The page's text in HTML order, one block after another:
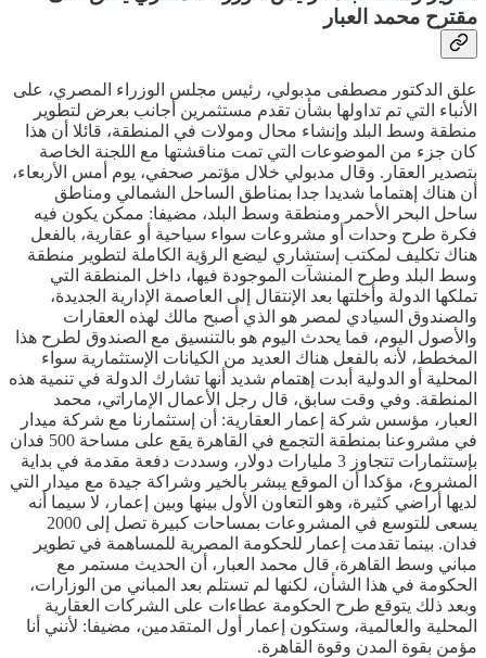
مقترح محمد العبار
علق الدكتور مصطفى مدبولي، رئيس مجلس الوزراء المصري، على
الأنباء التي تم تداولها بشأن تقدم مستثمرين أجانب بعرض لتطوير
منطقة وسط البلد وإنشاء محال ومولات في المنطقة، قائلا أن هذا
كان جزء من الموضوعات التي تمت مناقشتها مع اللجنة الخاصة
بتصدير العقار. وقال مدبولي خلال مؤتمر صحفي، يوم أمس الأربعاء،
أن هناك إهتماما شديدا جدا بمناطق الساحل الشمالي ومناطق
ساحل البحر الأحمر ومنطقة وسط البلد، مضيفا: ممكن يكون فيه
فكرة طرح وحدات أو مشروعات سواء سياحية أو عقارية، بالفعل
هناك تكليف لمكتب إستشاري ليضع الرؤية الكاملة لتطوير منطقة
وسط البلد وطرح المنشآت الموجودة فيها، داخل المنطقة التي
تملكها الدولة وأخلتها بعد الإنتقال إلى العاصمة الإدارية الجديدة،
والصندوق السيادي لمصر هو الذي أصبح مالك لهذه العقارات
والأصول اليوم، فما يحدث اليوم هو بالتنسيق مع الصندوق لطرح هذا
المخطط، لأنه بالفعل هناك العديد من الكيانات الإستثمارية سواء
المحلية أو الدولية أبدت إهتمام شديد أنها تشارك الدولة في تنمية هذه
المنطقة. وفي وقت سابق، قال رجل الأعمال الإماراتي، محمد
العبار، مؤسس شركة إعمار العقارية: أن إستثمارنا مع شركة ميدار
في مشروعنا بمنطقة التجمع في القاهرة يقع على مساحة 500 فدان
بإستثمارات تتجاوز 3 مليارات دولار، وسددت دفعة مقدمة في بداية
المشروع، مؤكدا أن الموقع يبشر بالخير وشراكة جيدة مع ميدار التي
لديها أراضي كثيرة، وهو التعاون الأول بينها وبين إعمار، لا سيما أنه
يسعى للتوسع في المشروعات بمساحات كبيرة تصل إلى 2000
فدان. بينما تقدمت إعمار للحكومة المصرية للمساهمة في تطوير
مباني وسط القاهرة، قال محمد العبار، أن الحديث مستمر مع
الحكومة في هذا الشأن، لكنها لم تستلم بعد المباني من الوزارات،
وبعد ذلك يتوقع طرح الحكومة عطاءات على الشركات العقارية
المحلية والعالمية، وستكون إعمار أول المتقدمين، مضيفا: لأنني أنا
مؤمن بقوة المدن وقوة القاهرة.